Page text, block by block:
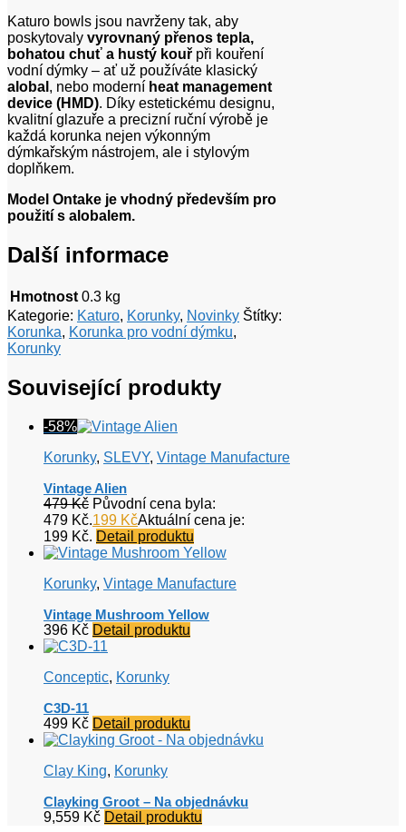
Katuro bowls jsou navrženy tak, aby
poskytovaly vyrovnaný přenos tepla,
bohatou chuť a hustý kouř při kouření
vodní dýmky – ať už používáte klasický
alobal , nebo moderní heat management
device (HMD). Díky estetickému designu,
kvalitní glazuře a precizní ruční výrobě je
každá korunka nejen výkonným
dýmkařským nástrojem, ale i stylovým
doplňkem.
Model Ontake je vhodný především pro
použití s alobalem.
Další informace
Hmotnost 0.3 kg
Kategorie: Katuro, Korunky, Novinky Štítky:
Korunka, Korunka pro vodní dýmku,
Korunky
Související produkty
-58%
Korunky, SLEVY, Vintage Manufacture
Vintage Alien
479Kč Původní cena byla:
479 Kč.199 KčAktuální cena je:
199 Kč. Detail produktu
Korunky, Vintage Manufacture
Vintage Mushroom Yellow
396 Kč Detail produktu
Conceptic, Korunky
C3D-11
499 Kč Detail produktu
Clay King, Korunky
Clayking Groot – Na objednávku
9,559 Kč Detail produktu